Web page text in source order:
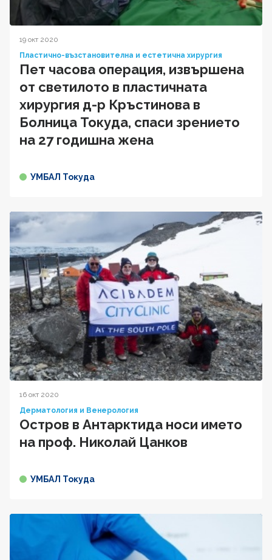
19 окт 2020
Пластично-възстановителна и естетична хирургия
Пет часова операция, извършена
от светилото в пластичната
хирургия д-р Кръстинова в
Болница Токуда, спаси зрението
на 27 годишна жена
УМБАЛ Токуда
16 окт 2020
Дерматология и Венерология
Остров в Антарктида носи името
на проф. Николай Цанков
УМБАЛ Токуда